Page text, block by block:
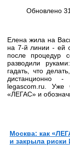
Обновлено
Елена жила на
на 7‑й линии - ей
после процедур
разводили
гадать, что
дистанционно -
legascom.ru. Уже
«ЛЕГАС» и
Москва: как
и закрыла риски